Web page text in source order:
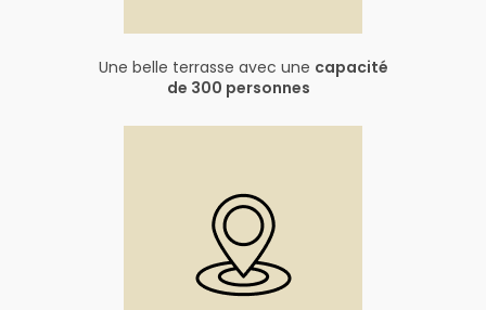
Une belle terrasse avec une capacité
de 300 personnes